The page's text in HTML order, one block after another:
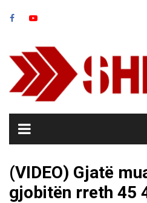
(VIDEO) Gjatë
gjobitën rreth 45